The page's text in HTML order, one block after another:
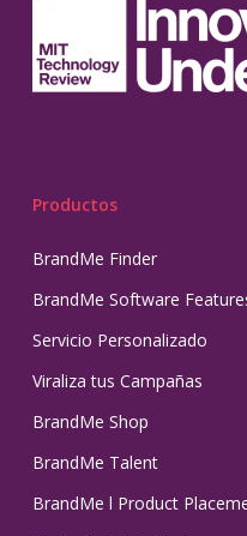
Productos
BrandMe Finder
BrandMe Software
Servicio Personalizado
Viraliza tus Campañas
BrandMe Shop
BrandMe Talent
BrandMe l Product